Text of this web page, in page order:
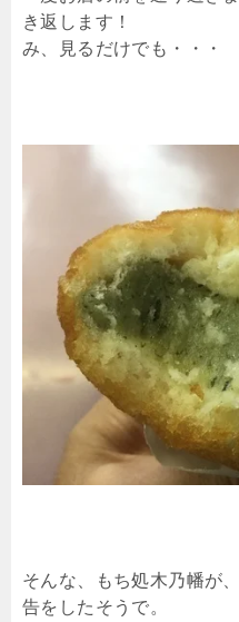
き返します！
み、見るだけでも・・・
そんな、もち処木乃幡が
告をしたそうで。